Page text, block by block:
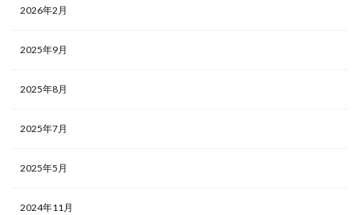
2026年2月
2025年9月
2025年8月
2025年7月
2025年5月
2024年11月